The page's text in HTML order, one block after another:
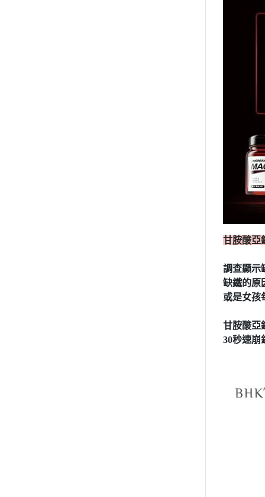
甘胺酸亞
調查顯示
缺鐵的原
或是女孩
甘胺酸亞
30秒速崩